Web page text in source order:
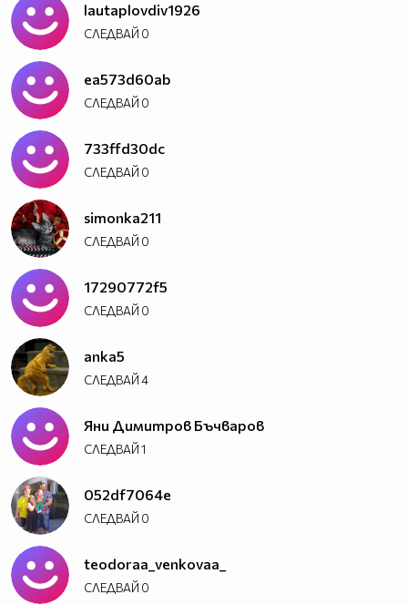
lautaplovdiv1926
СЛЕДВАЙ 0
ea573d60ab
СЛЕДВАЙ 0
733ffd30dc
СЛЕДВАЙ 0
simonka211
СЛЕДВАЙ 0
17290772f5
СЛЕДВАЙ 0
anka5
СЛЕДВАЙ4
Яни Димитров Бъчваров
СЛЕДВАЙ1
052df7064e
СЛЕДВАЙ 0
teodoraa_venkovaa_
СЛЕДВАЙ 0